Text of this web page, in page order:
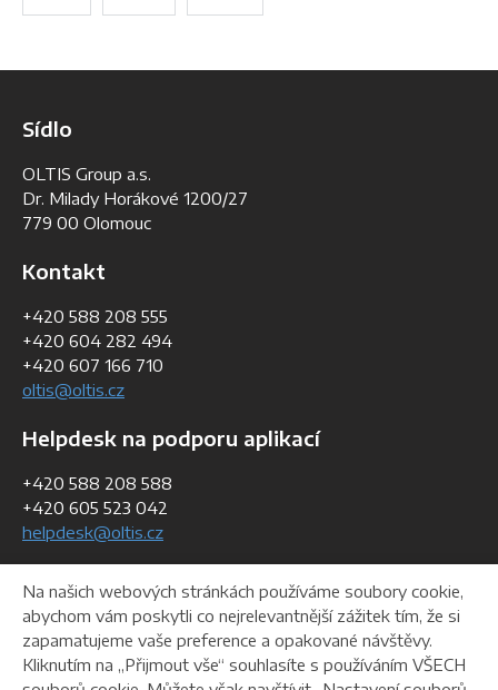
Sídlo
OLTIS Group a.s.
Dr. Milady Horákové 1200/27
779 00 Olomouc
Kontakt
+420 588 208 555
+420 604 282 494
+420 607 166 710
oltis@oltis.cz
Helpdesk na podporu aplikací
+420 588 208 588
+420 605 523 042
helpdesk@oltis.cz
Fakturační údaje
IČO:268 47 281
DIČ:CZ26847281
Na našich webových stránkách používáme soubory cookie,
abychom vám poskytli co nejrelevantnější zážitek tím, že si
zapamatujeme vaše preference a opakované návštěvy.
Kliknutím na „Přijmout vše“ souhlasíte s používáním VŠECH